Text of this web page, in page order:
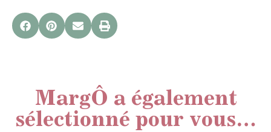
MargÔ a également
sélectionné pour vous…